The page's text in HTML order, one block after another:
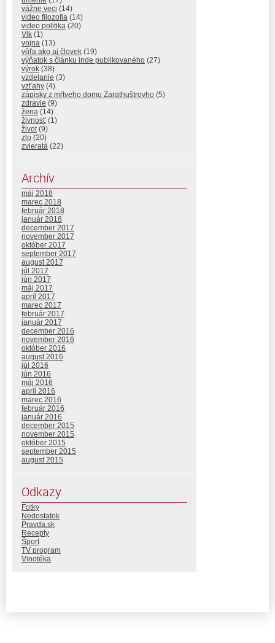
vážne veci (14)
video filozofia (14)
video politika (20)
Vlk (1)
vojna (13)
vôľa ako aj človek (19)
výňatok s článku inde publikovaného (27)
výrok (38)
vzdelanie (3)
vzťahy (4)
zápisky z mŕtveho domu Zarathuštrovho (5)
zdravie (9)
žena (14)
živnosť (1)
život(9)
zlo (20)
zvieratá (22)
Archív
máj 2018
marec 2018
február 2018
január 2018
december 2017
november 2017
október 2017
september 2017
august 2017
júl 2017
jún 2017
máj 2017
apríl 2017
marec 2017
február 2017
január 2017
december 2016
november 2016
október 2016
august 2016
júl 2016
jún 2016
máj 2016
apríl 2016
marec 2016
február 2016
január 2016
december 2015
november 2015
október 2015
september 2015
august 2015
Odkazy
Fotky
Nedostatok
Pravda.sk
Recepty
Šport
TV program
Vinotéka